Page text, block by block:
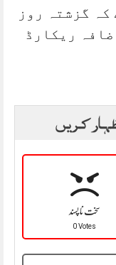
گزشتہ روز
ریکارڈ
کریں
سخت نا پسند
0 Votes